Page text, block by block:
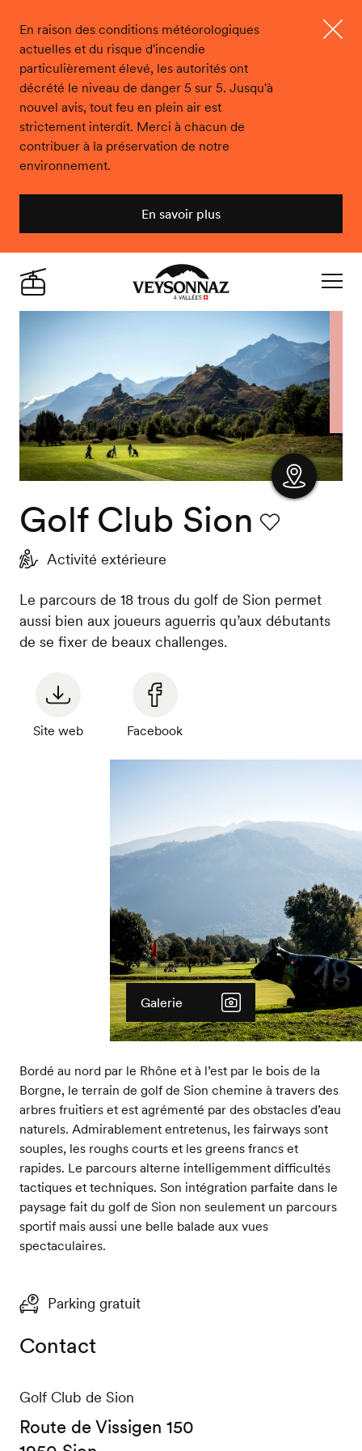
En raison des conditions météorologiques
actuelles et du risque d'incendie
particulièrement élevé, les autorités ont
décrété le niveau de danger 5 sur 5. Jusqu'à
nouvel avis, tout feu en plein air est
strictement interdit. Merci à chacun de
contribuer à la préservation de notre
environnement.
En savoir plus
Veysonnaz
Live
Afficher
Golf Club Sion
Activité extérieure
Le parcours de 18 trous du golf de Sion permet
aussi bien aux joueurs aguerris qu’aux débutants
de se fixer de beaux challenges.
Site web Facebook
Galerie
Bordé au nord par le Rhône et à l’est par le bois de la
Borgne, le terrain de golf de Sion chemine à travers des
arbres fruitiers et est agrémenté par des obstacles d’eau
naturels. Admirablement entretenus, les fairways sont
souples, les roughs courts et les greens francs et
rapides. Le parcours alterne intelligemment difficultés
tactiques et techniques. Son intégration parfaite dans le
paysage fait du golf de Sion non seulement un parcours
sportif mais aussi une belle balade aux vues
spectaculaires.
Parking gratuit
Contact
Golf Club de Sion
Route de Vissigen 150